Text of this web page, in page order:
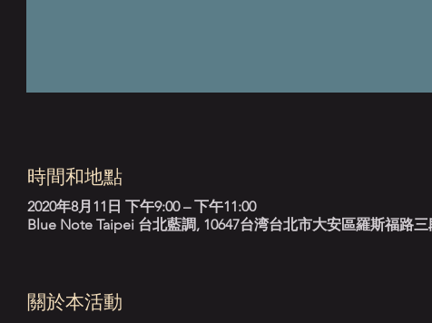
時間和地點
2020年8月11日 下午9:00 – 下午11:00
Blue Note Taipei 台北藍調, 10647台湾台北市大安區羅斯福路三
關於本活動